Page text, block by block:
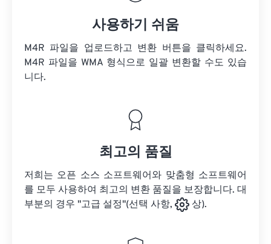
사용하기 쉬움
M4R 파일을 업로드하고 변환 버튼을 클릭하세요.
M4R 파일을 WMA 형식으로 일괄 변환할 수도 있습
니다.
최고의 품질
저희는 오픈 소스 소프트웨어와 맞춤형 소프트웨어
를 모두 사용하여 최고의 변환 품질을 보장합니다. 대
부분의 경우 "고급 설정"(선택 사항,
상).